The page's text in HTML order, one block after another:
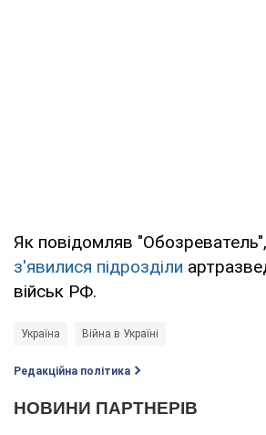
Як повідомляв
з'явилися підрозділи
військ РФ.
Україна Війна в Україні
Редакційна політика